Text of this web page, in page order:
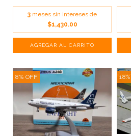
3 meses sin intereses de
$1,430.00
8% OFF 18%